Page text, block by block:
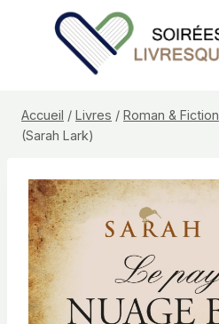
Accueil / Livres / Roman & Fiction
(Sarah Lark)